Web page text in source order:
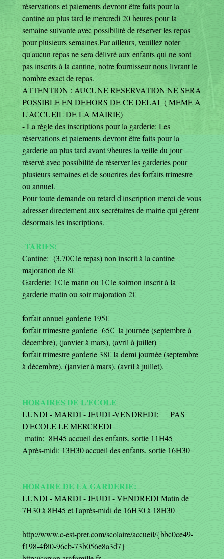
réservations et paiements devront être faits pour la
cantine au plus tard le mercredi 20 heures pour la
semaine suivante avec possibilité de réserver les repas
pour plusieurs semaines.Par ailleurs, veuillez noter
qu'aucun repas ne sera délivré aux enfants qui ne sont
pas inscrits à la cantine, notre fournisseur nous livrant le
nombre exact de repas.
ATTENTION : AUCUNE RESERVATION NE SERA
POSSIBLE EN DEHORS DE CE DELAI ( MEME A
L'ACCUEIL DE LA MAIRIE)
- La règle des inscriptions pour la garderie: Les
réservations et paiements devront être faits pour la
garderie au plus tard avant 9heures la veille du jour
réservé avec possibilité de réserver les garderies pour
plusieurs semaines et de soucrires des forfaits trimestre
ou annuel.
Pour toute demande ou retard d'inscription merci de vous
adresser directement aux secrétaires de mairie qui gérent
désormais les inscriptions.
TARIFS:
Cantine: (3,70€ le repas) non inscrit à la cantine
majoration de 8€
Garderie: 1€ le matin ou 1€ le soirnon inscrit à la
garderie matin ou soir majoration 2€
forfait annuel garderie 195€
forfait trimestre garderie 65€ la journée (septembre à
décembre), (janvier à mars), (avril à juillet)
forfait trimestre garderie 38€ la demi journée (septembre
à décembre), (janvier à mars), (avril à juillet).
HORAIRES DE L'ECOLE
LUNDI - MARDI - JEUDI -VENDREDI: PAS
D'ECOLE LE MERCREDI
matin: 8H45 accueil des enfants, sortie 11H45
Après-midi: 13H30 accueil des enfants, sortie 16H30
HORAIRE DE LA GARDERIE:
LUNDI - MARDI - JEUDI - VENDREDI Matin de
7H30 à 8H45 et l'après-midi de 16H30 à 18H30
http://www.c-est-pret.com/scolaire/accueil/{bbc0ce49-
f198-4f80-96cb-73b056e8a3d7}